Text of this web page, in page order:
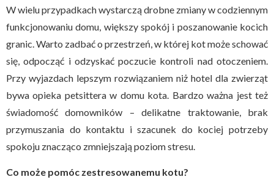
W wielu przypadkach wystarczą drobne zmiany w codziennym
funkcjonowaniu domu, większy spokój i poszanowanie kocich
granic. Warto zadbać o przestrzeń, w której kot może schować
się, odpocząć i odzyskać poczucie kontroli nad otoczeniem.
Przy wyjazdach lepszym rozwiązaniem niż hotel dla zwierząt
bywa opieka petsittera w domu kota. Bardzo ważna jest też
świadomość domowników – delikatne traktowanie, brak
przymuszania do kontaktu i szacunek do kociej potrzeby
spokoju znacząco zmniejszają poziom stresu.
Co może pomóc zestresowanemu kotu?